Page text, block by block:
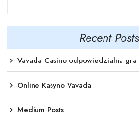
Recent Posts
Vavada Casino odpowiedzialna gra
Online Kasyno Vavada
Medium Posts